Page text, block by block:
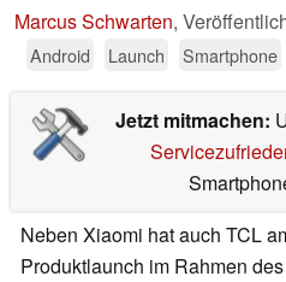
Marcus Schwarten,
Android
Launch Smartphone
Jetzt mitmachen:
Neben Xiaomi hat auch TCL
Produktlaunch im Rahmen